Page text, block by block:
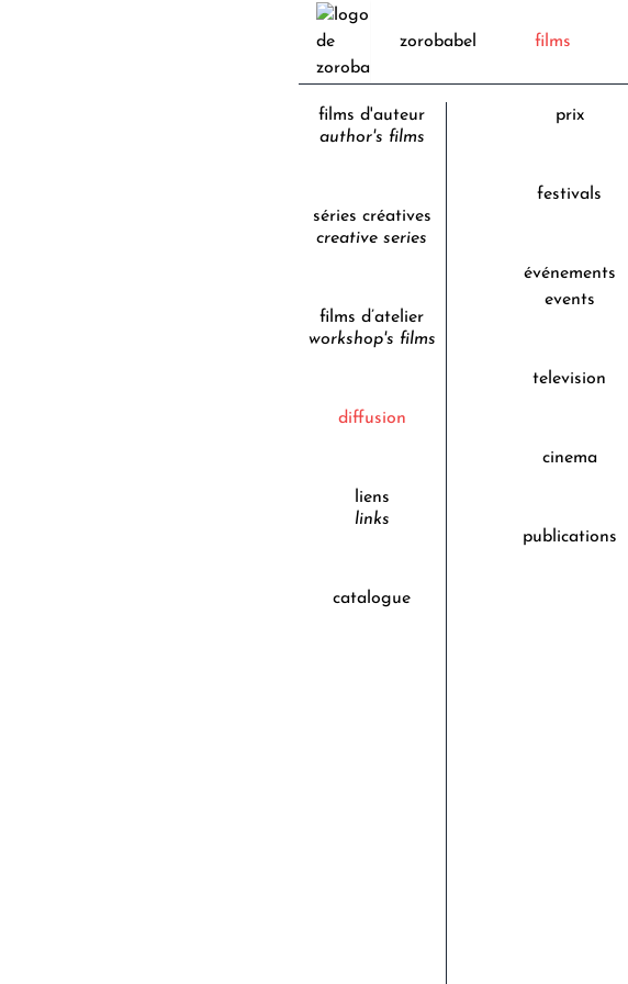
zorobabel films
films d'auteur
author's films
séries créatives
creative series
films d’atelier
workshop's films
diffusion
liens
links
catalogue
prix
festivals
événements
events
television
cinema
publications